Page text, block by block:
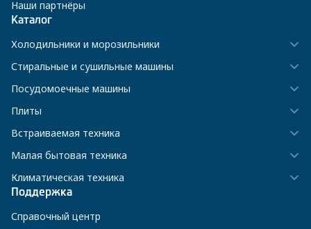
Наши партнёры
Каталог
Холодильники и морозильники
Стиральные и сушильные машины
Посудомоечные машины
Плиты
Встраиваемая техника
Малая бытовая техника
Климатическая техника
Поддержка
Справочный центр